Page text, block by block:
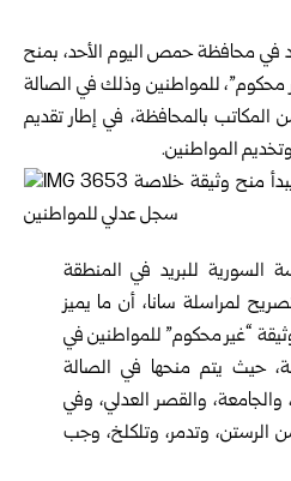
في محافظةحمصاليوم الأحد، بمنح
محكوم”، للمواطنين وذلك في الصالة
المكاتب بالمحافظة، في إطار تقديم
المواطنين.
للبريد في المنطقة
لمراسلة سانا، أن ما يميز
“غير محكوم” للمواطنين في
حيث يتم منحها في الصالة
والجامعة، والقصر العدلي، وفي
الرستن، وتدمر، وتلكلخ، وجب